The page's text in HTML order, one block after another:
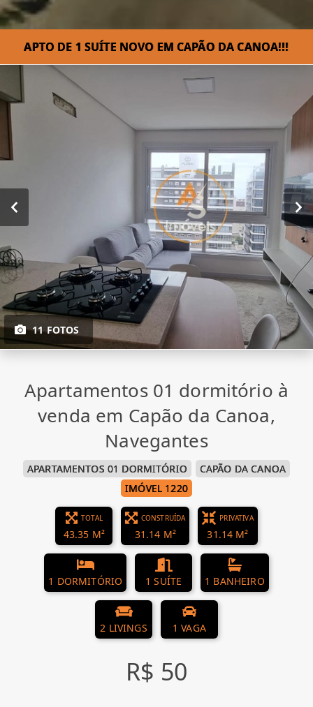
APTO DE 1 SUÍTE NOVO EM CAPÃO DA CANOA!!!
11 FOTOS
Apartamentos 01 dormitório à
venda em Capão da Canoa,
Navegantes
APARTAMENTOS 01 DORMITÓRIO
CAPÃO DA CANOA
IMÓVEL 1220
TOTAL
43.35 M²
CONSTRUÍDA
31.14 M²
PRIVATIVA
31.14 M²
1 DORMITÓRIO 1 SUÍTE 1 BANHEIRO
2 LIVINGS 1 VAGA
R$ 50